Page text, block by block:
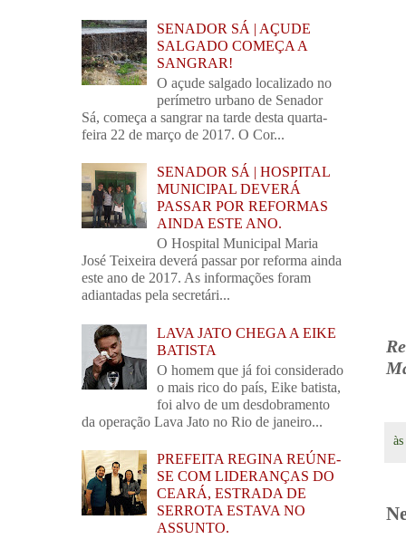
às
SENADOR SÁ | AÇUDE
SALGADO COMEÇA A
SANGRAR!
O açude salgado localizado no
perímetro urbano de Senador
Sá, começa a sangrar na tarde desta quarta-
feira 22 de março de 2017. O Cor...
SENADOR SÁ | HOSPITAL
MUNICIPAL DEVERÁ
PASSAR POR REFORMAS
AINDA ESTE ANO.
O Hospital Municipal Maria
José Teixeira deverá passar por reforma ainda
este ano de 2017. As informações foram
adiantadas pela secretári...
LAVA JATO CHEGA A EIKE
BATISTA
O homem que já foi considerado
o mais rico do país, Eike batista,
foi alvo de um desdobramento
da operação Lava Jato no Rio de janeiro...
PREFEITA REGINA REÚNE-
SE COM LIDERANÇAS DO
CEARÁ, ESTRADA DE
SERROTA ESTAVA NO
ASSUNTO.